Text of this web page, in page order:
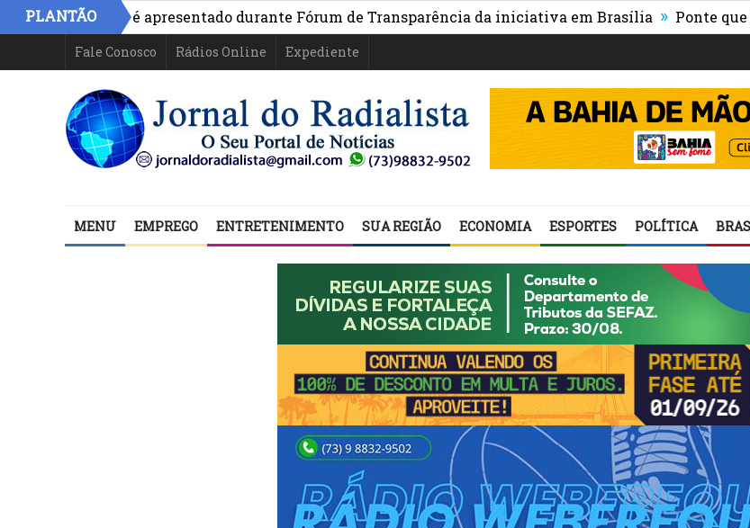
PLANTÃO
na Bahia é apresentado durante Fórum de Transparência da iniciativa em Brasília » Ponte que ligará
Fale Conosco Rádios Online Expediente
MENU EMPREGO ENTRETENIMENTO SUA REGIÃO ECONOMIA ESPORTES POLÍTICA